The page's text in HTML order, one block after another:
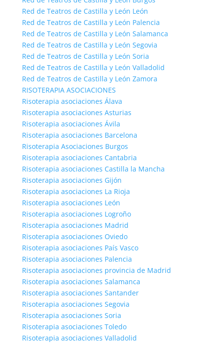
Red de Teatros de Castilla y León León
Red de Teatros de Castilla y León Palencia
Red de Teatros de Castilla y León Salamanca
Red de Teatros de Castilla y León Segovia
Red de Teatros de Castilla y León Soria
Red de Teatros de Castilla y León Valladolid
Red de Teatros de Castilla y León Zamora
RISOTERAPIA ASOCIACIONES
Risoterapia asociaciones Álava
Risoterapia asociaciones Asturias
Risoterapia asociaciones Ávila
Risoterapia asociaciones Barcelona
Risoterapia Asociaciones Burgos
Risoterapia asociaciones Cantabria
Risoterapia asociaciones Castilla la Mancha
Risoterapia asociaciones Gijón
Risoterapia asociaciones La Rioja
Risoterapia asociaciones León
Risoterapia asociaciones Logroño
Risoterapia asociaciones Madrid
Risoterapia asociaciones Oviedo
Risoterapia asociaciones País Vasco
Risoterapia asociaciones Palencia
Risoterapia asociaciones provincia de Madrid
Risoterapia asociaciones Salamanca
Risoterapia asociaciones Santander
Risoterapia asociaciones Segovia
Risoterapia asociaciones Soria
Risoterapia asociaciones Toledo
Risoterapia asociaciones Valladolid